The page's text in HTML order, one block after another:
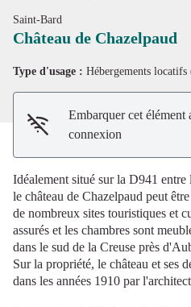
Saint-Bard
Château de Chazelpaud
Type d'usage : Hébergements locatifs
Embarquer cet
connexion
Idéalement situé sur la D941
le château de Chazelpaud peut
de nombreux sites touristiques et
assurés et les chambres sont
dans le sud de la Creuse près
Sur la propriété, le château et ses
dans les années 1910 par